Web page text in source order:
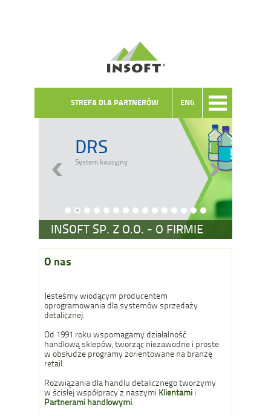
ENG
STREFA DLA PARTNERÓW
INSOFT SP. Z O.O. - O FIRMIE
DRS
System kaucyjny
O nas
Jesteśmy wiodącym producentem
oprogramowania dla systemów sprzedaży
detalicznej.
Od 1991 roku wspomagamy działalność
handlową sklepów, tworząc niezawodne i proste
w obsłudze programy zorientowane na branżę
retail.
Rozwiązania dla handlu detalicznego tworzymy
w ścisłej współpracy z naszymi Klientami i
Partnerami handlowymi